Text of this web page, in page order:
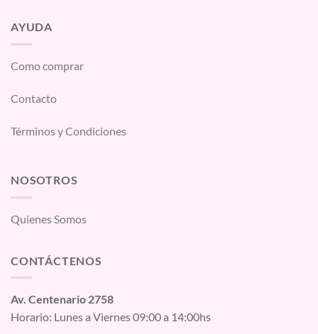
AYUDA
Como comprar
Contacto
Términos y Condiciones
NOSOTROS
Quienes Somos
CONTÁCTENOS
Av. Centenario 2758
Horario: Lunes a Viernes 09:00 a 14:00hs